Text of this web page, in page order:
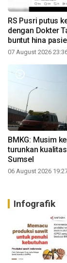
RS Pusri putus
dengan Dokter
buntut hina
07 August 2026
BMKG: Musim
turunkan
Sumsel
06 August 2026
Infografik